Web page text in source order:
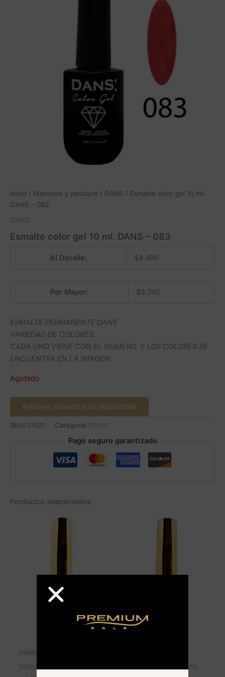
Inicio / Manicure y pedicure / DANS / Esmalte color gel 10 ml.
DANS – 083
DANS
Esmalte color gel 10 ml. DANS – 083
Al Detalle: $4.490
Por Mayor: $3.740
ESMALTE PERMANENTE DANS´
VARIEDAD DE COLORES.
CADA UNO VIENE CON EL NUMERO, Y LOS COLORES SE
ENCUENTRA EN LA IMAGEN
Agotado
Avísame cuando este disponible
SKU: 01521 Categoría: DANS
Pago seguro garantizado
Productos relacionados
DANS
Matte Top esmalte 10
Top coat gel esmalte